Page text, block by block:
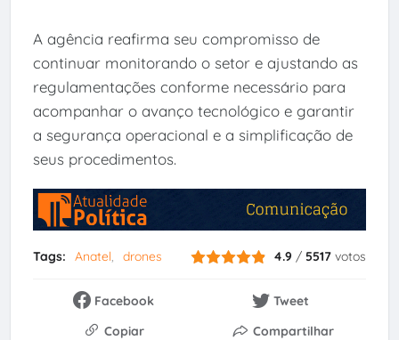
A agência reafirma seu compromisso de
continuar monitorando o setor e ajustando as
regulamentações conforme necessário para
acompanhar o avanço tecnológico e garantir
a segurança operacional e a simplificação de
seus procedimentos.
Tags: Anatel drones 4.9 /5517 votos
Facebook
Tweet
Copiar
Compartilhar